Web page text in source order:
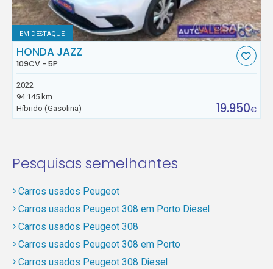
EM DESTAQUE
HONDA JAZZ
109CV - 5P
2022
94.145 km
Híbrido (Gasolina)
19.950€
Pesquisas semelhantes
Carros usados Peugeot
Carros usados Peugeot 308 em Porto Diesel
Carros usados Peugeot 308
Carros usados Peugeot 308 em Porto
Carros usados Peugeot 308 Diesel